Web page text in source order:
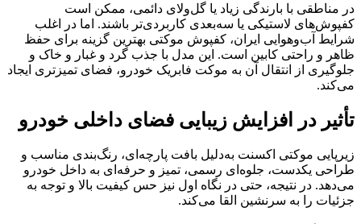
در مناطقی با بارندگی زیاد یا گل‌ولای دائمی، ممکن است
کفپوش‌های لاستیکی یا سه‌بعدی کاربردی‌تر باشند. اما در اغلب
شرایط آب‌وهوایی ایران، کفپوش موکتی بهترین گزینه برای حفظ
ظاهر و راحتی کابین است. این مدل با جذب گرد و غبار و خاک و
جلوگیری از انتقال آن به موکت فابریک خودرو، فضای تمیزتری ایجاد
می‌کند.
تأثیر در افزایش زیبایی فضای داخلی خودرو
زیرپایی موکتی اکسنت به‌دلیل بافت پارچه‌ای، رنگ‌بندی مناسب و
طراحی یکدست، جلوه‌ای رسمی، تمیز و حرفه‌ای به داخل خودرو
می‌دهد. در نتیجه، حتی در نگاه اول نیز حس کیفیت بالا و توجه به
جزئیات را به سرنشین القا می‌کند.